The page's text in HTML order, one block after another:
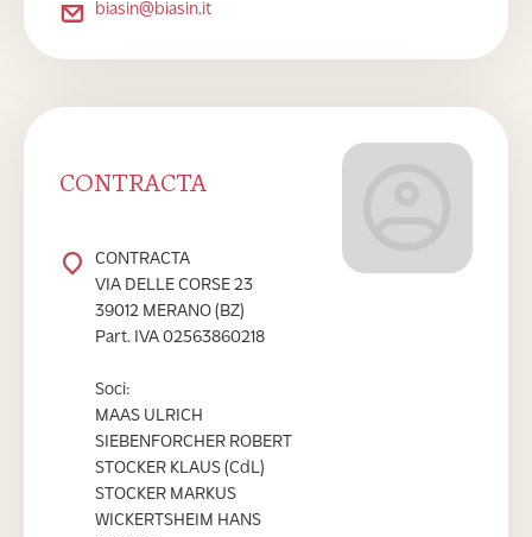
biasin@biasin.it
CONTRACTA
CONTRACTA
VIA DELLE CORSE 23
39012 MERANO (BZ)
Part. IVA 02563860218
Soci:
MAAS ULRICH
SIEBENFORCHER ROBERT
STOCKER KLAUS (CdL)
STOCKER MARKUS
WICKERTSHEIM HANS